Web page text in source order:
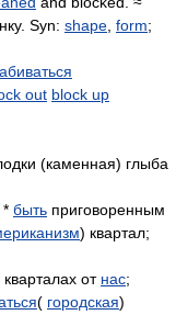
Syn: shape form;
out block up
(каменная) глыба
* быть приговоренным
) квартал;
кварталах от нас;
( городская)